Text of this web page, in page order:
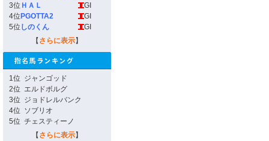
3位 ＨＡＬ
GI
4位 PGOTTA2
GI
5位 しのくん
GI
【 さらに表示】
1位 ジャンゴッド
2位 エルドボルグ
3位 ジョドレルバンク
4位 ソブリオ
5位 チェスティーノ
【 さらに表示】